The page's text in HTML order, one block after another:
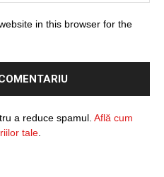
in this browser for the
a reduce spamul. Află cum
tale.